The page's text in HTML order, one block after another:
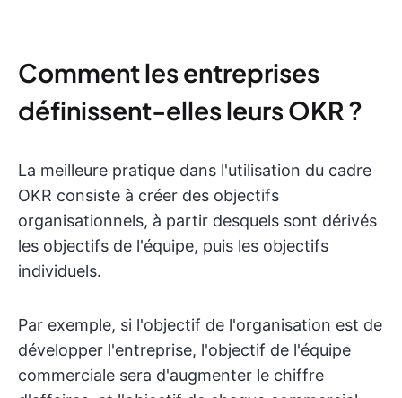
Comment les entreprises
définissent-elles leurs OKR ?
La meilleure pratique dans l'utilisation du cadre
OKR consiste à créer des objectifs
organisationnels, à partir desquels sont dérivés
les objectifs de l'équipe, puis les objectifs
individuels.
Par exemple, si l'objectif de l'organisation est de
développer l'entreprise, l'objectif de l'équipe
commerciale sera d'augmenter le chiffre